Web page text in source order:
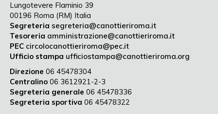
Lungotevere Flaminio 39
00196 Roma (RM) Italia
Segreteria segreteria@canottieriroma.it
Tesoreria amministrazione@canottieriroma.it
PEC circolocanottieriroma@pec.it
Ufficio stampa ufficiostampa@canottieriroma.org
Direzione 06 45478304
Centralino 06 3612921-2-3
Segreteria generale 06 45478336
Segreteria sportiva 06 45478322